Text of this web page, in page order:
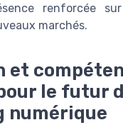
renforcée
marchés.
et
le futur
numérique